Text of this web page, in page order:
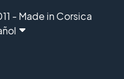
- Made in Corsica